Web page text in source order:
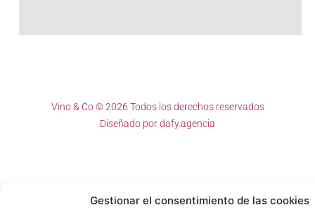
Gestionar el consentimiento de las cookies
Vino & Co © 2026 Todos los derechos reservados
Diseñado pordafy.agencia